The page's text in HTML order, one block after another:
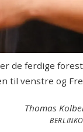
de ferdige
til venstre og
Thomas